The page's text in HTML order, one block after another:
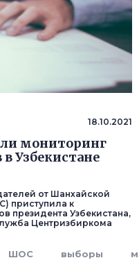
18.10.2021
мониторинг
Узбекистане
от Шанхайской
приступила к
президента Узбекистана,
Центризбиркома
ШОС выборы